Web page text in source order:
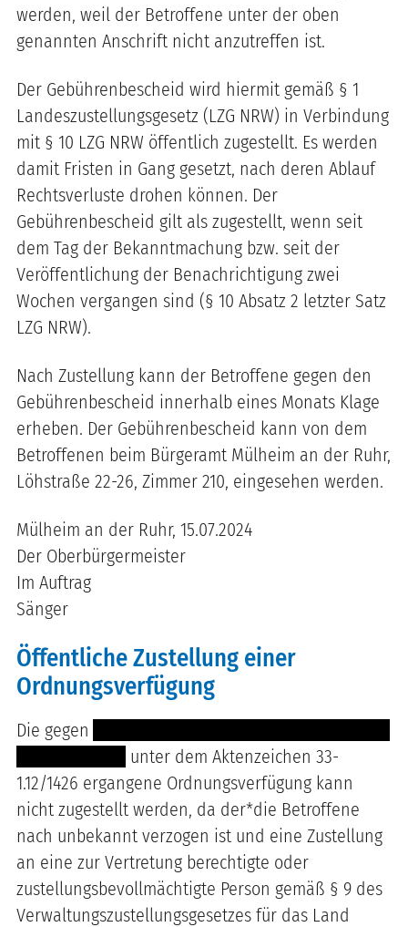
werden, weil der Betroffene unter der oben
genannten Anschrift nicht anzutreffen ist.
Der Gebührenbescheid wird hiermit gemäß § 1
Landeszustellungsgesetz (LZG NRW) in Verbindung
mit § 10 LZG NRW öffentlich zugestellt. Es werden
damit Fristen in Gang gesetzt, nach deren Ablauf
Rechtsverluste drohen können. Der
Gebührenbescheid gilt als zugestellt, wenn seit
dem Tag der Bekanntmachung bzw. seit der
Veröffentlichung der Benachrichtigung zwei
Wochen vergangen sind (§ 10 Absatz 2 letzter Satz
LZG NRW).
Nach Zustellung kann der Betroffene gegen den
Gebührenbescheid innerhalb eines Monats Klage
erheben. Der Gebührenbescheid kann von dem
Betroffenen beim Bürgeramt Mülheim an der Ruhr,
Löhstraße 22-26, Zimmer 210, eingesehen werden.
Mülheim an der Ruhr, 15.07.2024
Der Oberbürgermeister
Im Auftrag
Sänger
Öffentliche Zustellung einer
Ordnungsverfügung
Die gegen
unter dem Aktenzeichen 33-
1.12/1426 ergangene Ordnungsverfügung kann
nicht zugestellt werden, da der*die Betroffene
nach unbekannt verzogen ist und eine Zustellung
an eine zur Vertretung berechtigte oder
zustellungsbevollmächtigte Person gemäß § 9 des
Verwaltungszustellungsgesetzes für das Land